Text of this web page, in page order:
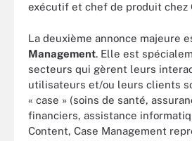
exécutif et chef de produit chez
La deuxième annonce majeure
Management. Elle est
secteurs qui gèrent leurs
utilisateurs et/ou leurs clients
« case » (soins de santé,
financiers, assistance
Content, Case Management